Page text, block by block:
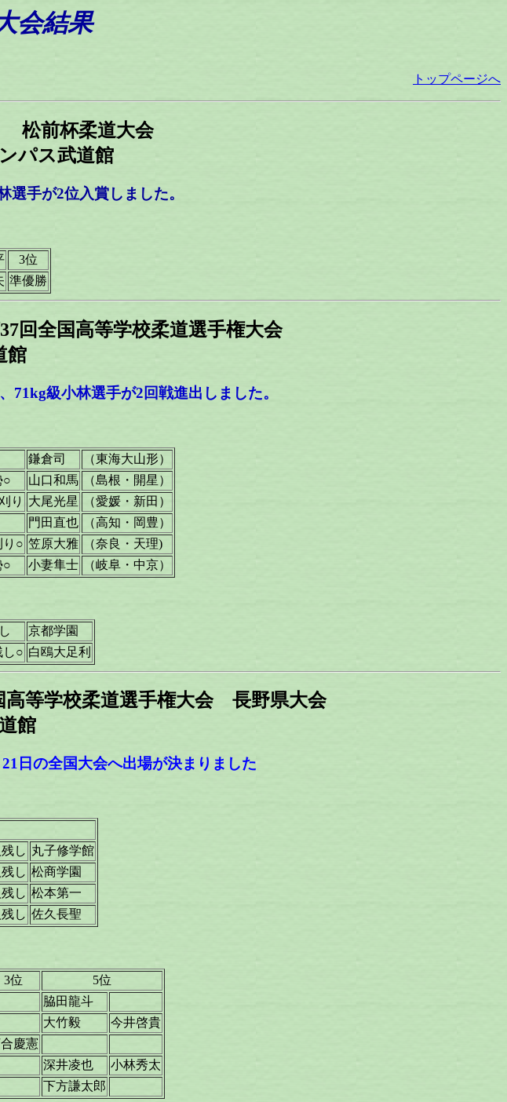
会結果
トップページへ
松前杯柔道大会
パス武道館
選手が2位入賞しました。
3位
準優勝
回全国高等学校柔道選手権大会
館
級小林選手が2回戦進出しました。
鎌倉司
（東海大山形）
山口和馬 （島根・開星）
り 大尾光星
（愛媛・新田）
門田直也
（高知・岡豊）
り○ 笠原大雅
（奈良・天理)
小妻隼士 （岐阜・中京）
京都学園
○ 白鴎大足利
等学校柔道選手権大会 長野県大会
館
日の全国大会へ出場が決まりました
し 丸子修学館
し 松商学園
し 松本第一
し 佐久長聖
3位
5位
脇田龍斗
大竹毅
今井啓貴
慶憲
深井凌也
小林秀太
下方謙太郎